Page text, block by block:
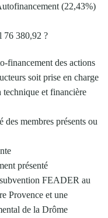
(22,43%)
76 380,92 ?
financement des actions
soit prise en charge
technique et financière
membres présents ou
présenté
FEADER au
Provence et une
de la Drôme